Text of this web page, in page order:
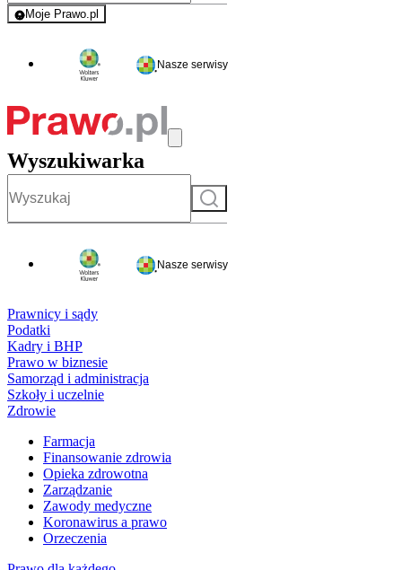
Moje Prawo.pl
- rejestracja i logowanie do serwisu
Nasze serwisy
Wyszukiwarka
Szukaj
Nasze serwisy
Prawnicy i sądy
Podatki
Kadry i BHP
Prawo w biznesie
Samorząd i administracja
Szkoły i uczelnie
Zdrowie
Farmacja
Finansowanie zdrowia
Opieka zdrowotna
Zarządzanie
Zawody medyczne
Koronawirus a prawo
Orzeczenia